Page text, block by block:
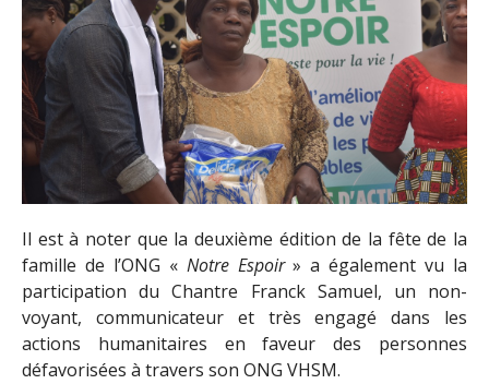
Il est à noter que la deuxième édition de la fête de la
famille de l’ONG « Notre Espoir» a également vu la
participation du Chantre Franck Samuel, un non-
voyant, communicateur et très engagé dans les
actions humanitaires en faveur des personnes
défavorisées à travers son ONG VHSM.